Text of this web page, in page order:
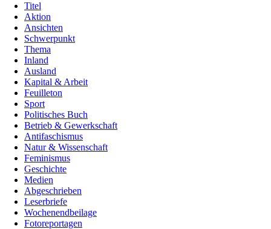
Titel
Aktion
Ansichten
Schwerpunkt
Thema
Inland
Ausland
Kapital & Arbeit
Feuilleton
Sport
Politisches Buch
Betrieb & Gewerkschaft
Antifaschismus
Natur & Wissenschaft
Feminismus
Geschichte
Medien
Abgeschrieben
Leserbriefe
Wochenendbeilage
Fotoreportagen